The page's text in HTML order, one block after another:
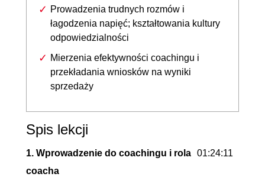
Prowadzenia trudnych rozmów i
łagodzenia napięć; kształtowania kultury
odpowiedzialności
Mierzenia efektywności coachingu i
przekładania wniosków na wyniki
sprzedaży
Spis lekcji
1. Wprowadzenie do coachingu i rola
coacha
01:24:11